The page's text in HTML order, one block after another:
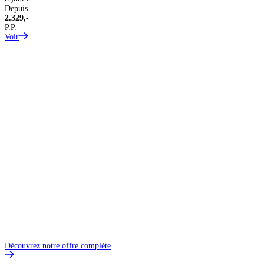
Depuis
2.329,-
P.P.
Voir
Découvrez notre offre complète